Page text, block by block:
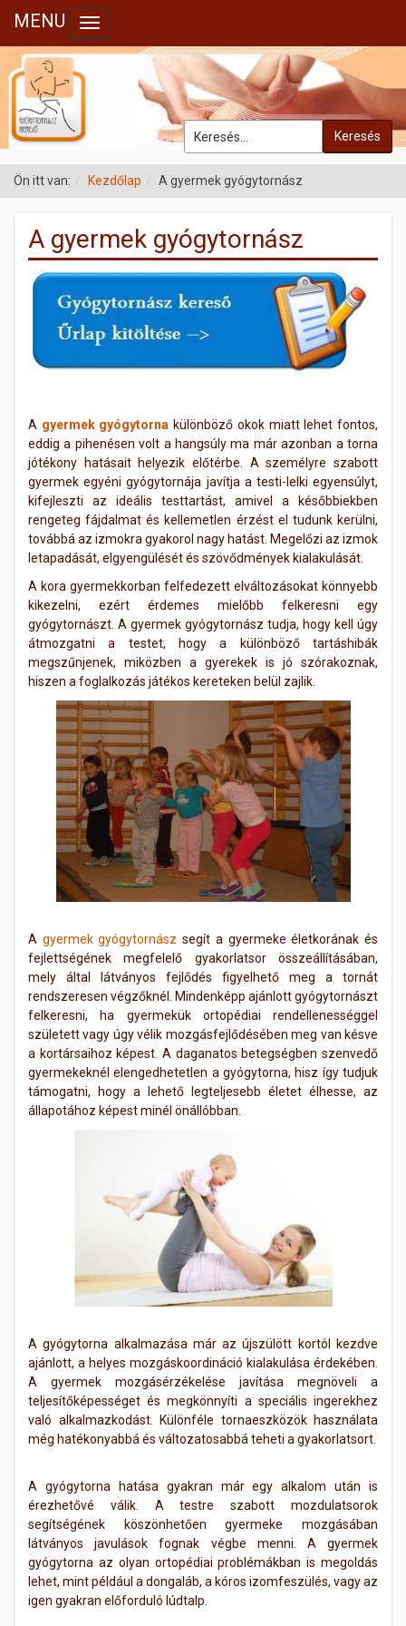
Keresés
MENU Toggle navigation
Ön itt van: Kezdőlap A gyermek gyógytornász
A gyermek gyógytornász
A gyermek gyógytorna különböző okok miatt lehet fontos,
eddig a pihenésen volt a hangsúly ma már azonban a torna
jótékony hatásait helyezik előtérbe. A személyre szabott
gyermek egyéni gyógytornája javítja a testi-lelki egyensúlyt,
kifejleszti az ideális testtartást, amivel a későbbiekben
rengeteg fájdalmat és kellemetlen érzést el tudunk kerülni,
továbbá az izmokra gyakorol nagy hatást. Megelőzi az izmok
letapadását, elgyengülését és szövődmények kialakulását.
A kora gyermekkorban felfedezett elváltozásokat könnyebb
kikezelni, ezért érdemes mielőbb felkeresni egy
gyógytornászt. A gyermek gyógytornász tudja, hogy kell úgy
átmozgatni a testet, hogy a különböző tartáshibák
megszűnjenek, miközben a gyerekek is jó szórakoznak,
hiszen a foglalkozás játékos kereteken belül zajlik.
A gyermek gyógytornász segít a gyermeke életkorának és
fejlettségének megfelelő gyakorlatsor összeállításában,
mely által látványos fejlődés figyelhető meg a tornát
rendszeresen végzőknél. Mindenképp ajánlott gyógytornászt
felkeresni, ha gyermekük ortopédiai rendellenességgel
született vagy úgy vélik mozgásfejlődésében meg van késve
a kortársaihoz képest. A daganatos betegségben szenvedő
gyermekeknél elengedhetetlen a gyógytorna, hisz így tudjuk
támogatni, hogy a lehető legteljesebb életet élhesse, az
állapotához képest minél önállóbban.
A gyógytorna alkalmazása már az újszülött kortól kezdve
ajánlott, a helyes mozgáskoordináció kialakulása érdekében.
A gyermek mozgásérzékelése javítása megnöveli a
teljesítőképességet és megkönnyíti a speciális ingerekhez
való alkalmazkodást. Különféle tornaeszközök használata
még hatékonyabbá és változatosabbá teheti a gyakorlatsort.
A gyógytorna hatása gyakran már egy alkalom után is
érezhetővé válik. A testre szabott mozdulatsorok
segítségének köszönhetően gyermeke mozgásában
látványos javulások fognak végbe menni. A gyermek
gyógytorna az olyan ortopédiai problémákban is megoldás
lehet, mint például a dongaláb, a kóros izomfeszülés, vagy az
igen gyakran előforduló lúdtalp.